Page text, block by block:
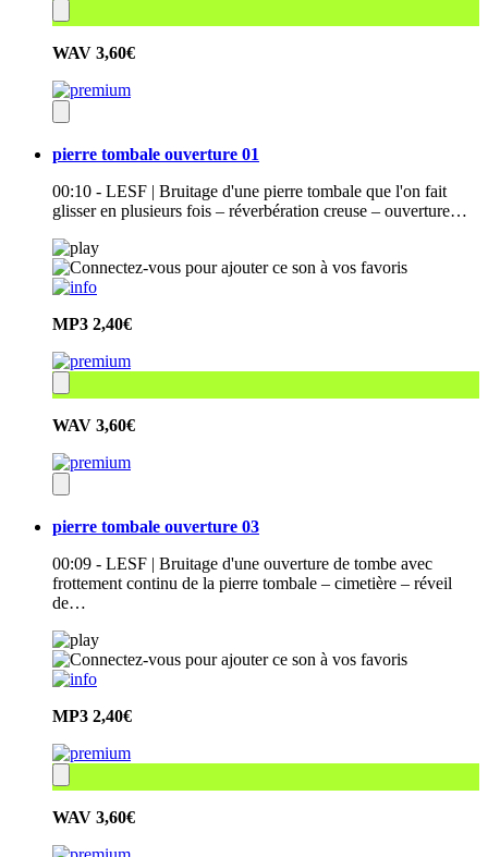
WAV 3,60€
pierre tombale ouverture 01
00:10 - LESF | Bruitage d'une pierre tombale que l'on fait
glisser en plusieurs fois – réverbération creuse – ouverture…
MP3 2,40€
WAV 3,60€
pierre tombale ouverture 03
00:09 - LESF | Bruitage d'une ouverture de tombe avec
frottement continu de la pierre tombale – cimetière – réveil
de…
MP3 2,40€
WAV 3,60€